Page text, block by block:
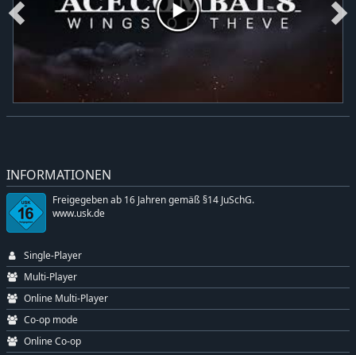
INFORMATIONEN
Freigegeben ab 16 Jahren gemäß §14 JuSchG.
www.usk.de
Single-Player
Multi-Player
Online Multi-Player
Co-op mode
Online Co-op